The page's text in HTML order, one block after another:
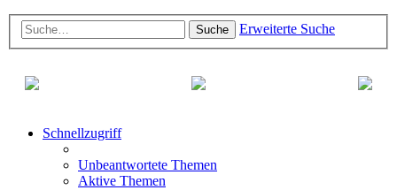
Suche Erweiterte Suche
Schnellzugriff
Unbeantwortete Themen
Aktive Themen